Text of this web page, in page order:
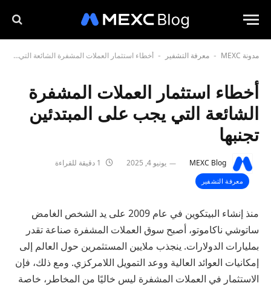
مدونة MEXC - معرفة التشفير - أخطاء استثمار العملات المشفرة الشائعة التي يجب على المبتدئين تجنبها
أخطاء استثمار العملات المشفرة
الشائعة التي يجب على المبتدئين
تجنبها
MEXC Blog يونيو 4, 2025
معرفة التشفير
منذ إنشاء البيتكوين في عام 2009 على يد الشخص الغامض
ساتوشي ناكاموتو، أصبح سوق العملات المشفرة صناعة تقدر
بمليارات الدولارات. ينجذب ملايين المستثمرين حول العالم إلى
إمكانيات العوائد العالية ووعد التمويل اللامركزي. ومع ذلك، فإن
الاستثمار في العملات المشفرة ليس خاليًا من المخاطر، خاصة